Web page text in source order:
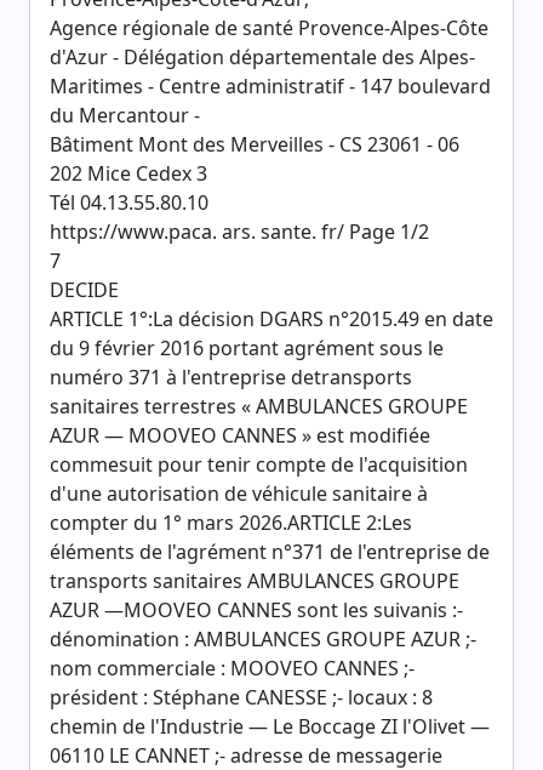
Agence régionale de santé Provence-Alpes-Côte
d'Azur - Délégation départementale des Alpes-
Maritimes - Centre administratif - 147 boulevard
du Mercantour -
Bâtiment Mont des Merveilles - CS 23061 - 06
202 Mice Cedex 3
Tél 04.13.55.80.10
https://www.paca. ars. sante. fr/ Page 1/2
7
DECIDE
ARTICLE 1°:La décision DGARS n°2015.49 en date
du 9 février 2016 portant agrément sous le
numéro 371 à l'entreprise detransports
sanitaires terrestres « AMBULANCES GROUPE
AZUR — MOOVEO CANNES » est modifiée
commesuit pour tenir compte de l'acquisition
d'une autorisation de véhicule sanitaire à
compter du 1° mars 2026.ARTICLE 2:Les
éléments de l'agrément n°371 de l'entreprise de
transports sanitaires AMBULANCES GROUPE
AZUR —MOOVEO CANNES sont les suivanis :-
dénomination : AMBULANCES GROUPE AZUR ;-
nom commerciale : MOOVEO CANNES ;-
président : Stéphane CANESSE ;- locaux : 8
chemin de l'Industrie — Le Boccage ZI l'Olivet —
06110 LE CANNET ;- adresse de messagerie